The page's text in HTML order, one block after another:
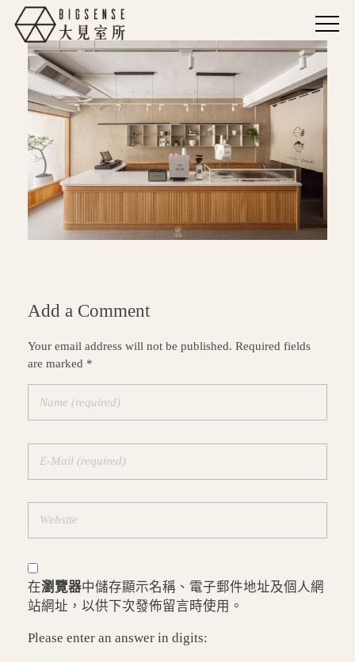
Add a Comment
Your email address will not be published. Required fields
are marked *
在瀏覽器中儲存顯示名稱、電子郵件地址及個人網
站網址，以供下次發佈留言時使用。
Please enter an answer in digits: